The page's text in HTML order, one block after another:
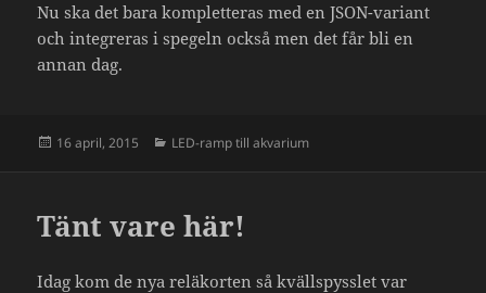
Nu ska det bara kompletteras med en JSON-variant
och integreras i spegeln också men det får bli en
annan dag.
Postat
16 april, 2015 Kategorier
LED-ramp till akvarium
Tänt vare här!
Idag kom de nya reläkorten så kvällspysslet var